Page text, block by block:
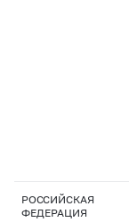
РОССИЙСКАЯ
ФЕДЕРАЦИЯ